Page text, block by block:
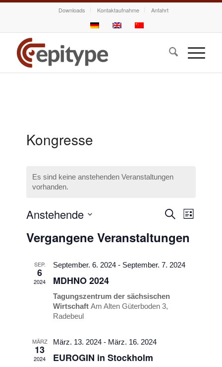
Downloads Kontaktaufnahme Anfahrt
Kongresse
Es sind keine anstehenden Veranstaltungen
vorhanden.
und
Navigation
SucheListe
Anstehende
wählen.
Vergangene Veranstaltungen
SEP.
6
2024
September. 6. 2024 - September. 7. 2024
MDHNO 2024
Tagungszentrum der sächsischen
WirtschaftAm Alten Güterboden 3,
Radebeul
MÄRZ
13
2024
März. 13. 2024 - März. 16. 2024
EUROGIN in Stockholm